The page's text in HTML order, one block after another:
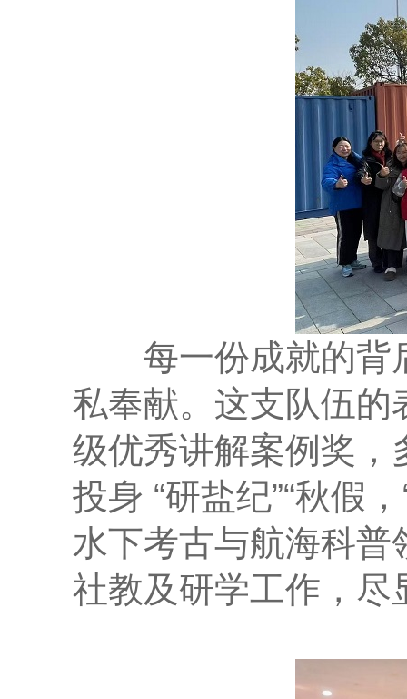
每一份成就的背后
私奉献。这支队伍的
级优秀讲解案例奖，
投身 “研盐纪”“秋假
水下考古与航海科
社教及研学工作，尽